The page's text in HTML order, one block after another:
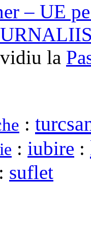
– UE
la
:
: iubire :
: suflet